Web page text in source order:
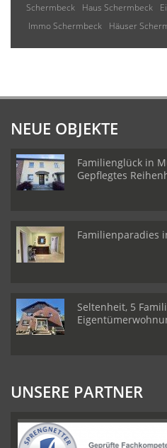
Schermbeck
Haus Schermbeck
Immo Schermbeck
Häuser
NEUE OBJEKTE
Familienglück in
Gepflegtes
Familienparadies
Seltenheit, 5
UNSERE PARTNER